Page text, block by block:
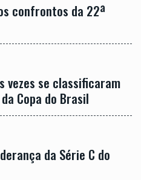
confrontos da 22ª
vezes se classificaram
Copa do Brasil
da Série C do